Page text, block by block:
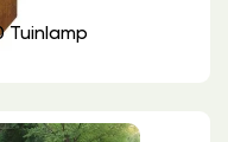
Tuinlamp